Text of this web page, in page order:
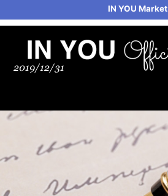
IN YOU Market
2019/12/31